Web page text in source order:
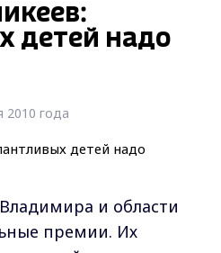
детей надо
2010 года
и области
премии. Их